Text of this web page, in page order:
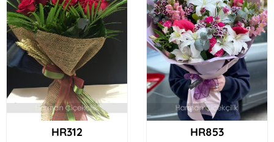
HR312 HR853